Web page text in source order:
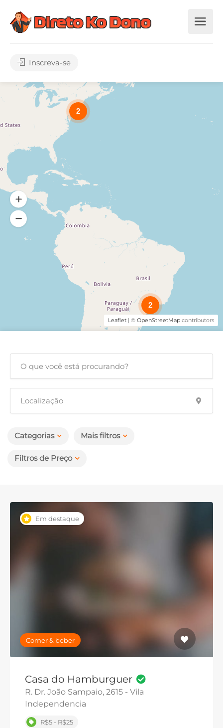
Inscreva-se
Categorias Mais filtros
Filtros de Preço
Em destaque
Comer & beber
Casa do Hamburguer
R. Dr. João Sampaio, 2615 - Vila
Independencia
R$5 - R$25
2
2
Leaflet | © OpenStreetMap contributors